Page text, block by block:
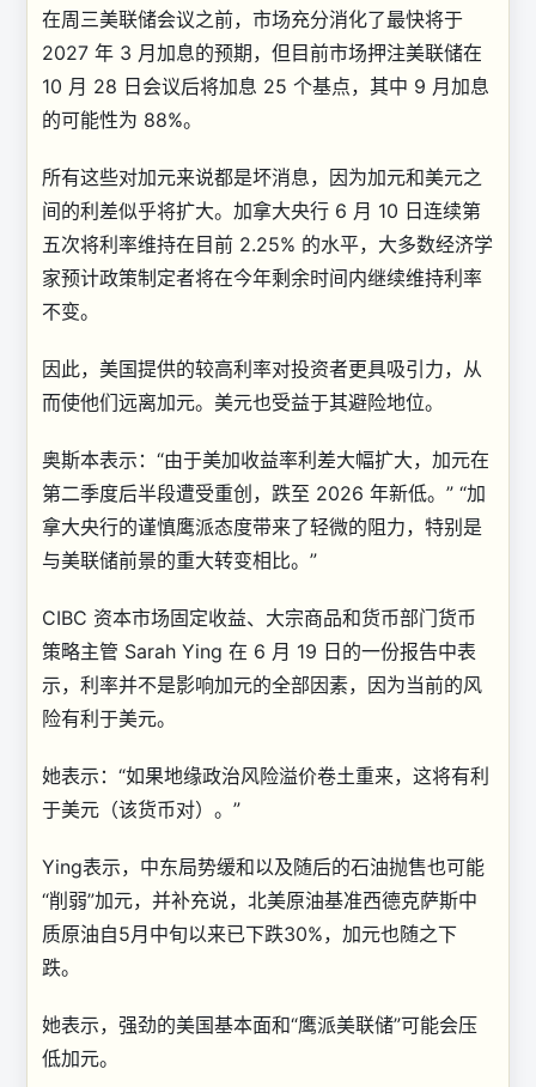
在周三美联储会议之前，市场充分消化了最快将于
2027 年 3 月加息的预期，但目前市场押注美联储在
10 月 28 日会议后将加息 25 个基点，其中 9 月加息
的可能性为 88%。
所有这些对加元来说都是坏消息，因为加元和美元之
间的利差似乎将扩大。加拿大央行 6 月 10 日连续第
五次将利率维持在目前 2.25% 的水平，大多数经济学
家预计政策制定者将在今年剩余时间内继续维持利率
不变。
因此，美国提供的较高利率对投资者更具吸引力，从
而使他们远离加元。美元也受益于其避险地位。
奥斯本表示：“由于美加收益率利差大幅扩大，加元在
第二季度后半段遭受重创，跌至 2026 年新低。” “加
拿大央行的谨慎鹰派态度带来了轻微的阻力，特别是
与美联储前景的重大转变相比。”
CIBC 资本市场固定收益、大宗商品和货币部门货币
策略主管 Sarah Ying 在 6 月 19 日的一份报告中表
示，利率并不是影响加元的全部因素，因为当前的风
险有利于美元。
她表示：“如果地缘政治风险溢价卷土重来，这将有利
于美元（该货币对）。”
Ying表示，中东局势缓和以及随后的石油抛售也可能
“削弱”加元，并补充说，北美原油基准西德克萨斯中
质原油自5月中旬以来已下跌30%，加元也随之下
跌。
她表示，强劲的美国基本面和“鹰派美联储”可能会压
低加元。